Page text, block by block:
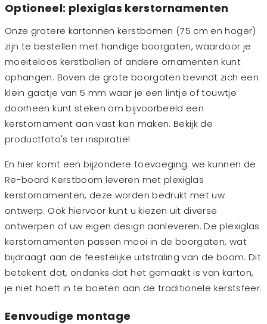
Optioneel: plexiglas kerstornamenten
Onze grotere kartonnen kerstbomen (75 cm en hoger)
zijn te bestellen met handige boorgaten, waardoor je
moeiteloos kerstballen of andere ornamenten kunt
ophangen. Boven de grote boorgaten bevindt zich een
klein gaatje van 5 mm waar je een lintje of touwtje
doorheen kunt steken om bijvoorbeeld een
kerstornament aan vast kan maken. Bekijk de
productfoto's ter inspiratie!
En hier komt een bijzondere toevoeging: we kunnen de
Re-board Kerstboom leveren met plexiglas
kerstornamenten, deze worden bedrukt met uw
ontwerp. Ook hiervoor kunt u kiezen uit diverse
ontwerpen of uw eigen design aanleveren. De plexiglas
kerstornamenten passen mooi in de boorgaten, wat
bijdraagt aan de feestelijke uitstraling van de boom. Dit
betekent dat, ondanks dat het gemaakt is van karton,
je niet hoeft in te boeten aan de traditionele kerstsfeer.
Eenvoudige montage